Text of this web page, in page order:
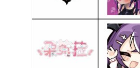
人
推
媒